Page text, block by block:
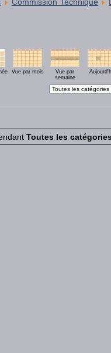
Vue par mois
Vue par
semaine
Toutes les